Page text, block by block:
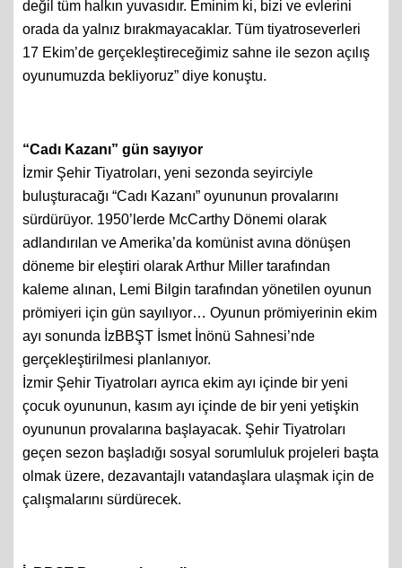
değil tüm halkın yuvasıdır. Eminim ki, bizi ve evlerini
orada da yalnız bırakmayacaklar. Tüm tiyatroseverleri
17 Ekim’de gerçekleştireceğimiz sahne ile sezon açılış
oyunumuzda bekliyoruz” diye konuştu.
“Cadı Kazanı” gün sayıyor
İzmir Şehir Tiyatroları, yeni sezonda seyirciyle
buluşturacağı “Cadı Kazanı” oyununun provalarını
sürdürüyor. 1950’lerde McCarthy Dönemi olarak
adlandırılan ve Amerika’da komünist avına dönüşen
döneme bir eleştiri olarak Arthur Miller tarafından
kaleme alınan, Lemi Bilgin tarafından yönetilen oyunun
prömiyeri için gün sayılıyor… Oyunun prömiyerinin ekim
ayı sonunda İzBBŞT İsmet İnönü Sahnesi’nde
gerçekleştirilmesi planlanıyor.
İzmir Şehir Tiyatroları ayrıca ekim ayı içinde bir yeni
çocuk oyununun, kasım ayı içinde de bir yeni yetişkin
oyununun provalarına başlayacak. Şehir Tiyatroları
geçen sezon başladığı sosyal sorumluluk projeleri başta
olmak üzere, dezavantajlı vatandaşlara ulaşmak için de
çalışmalarını sürdürecek.